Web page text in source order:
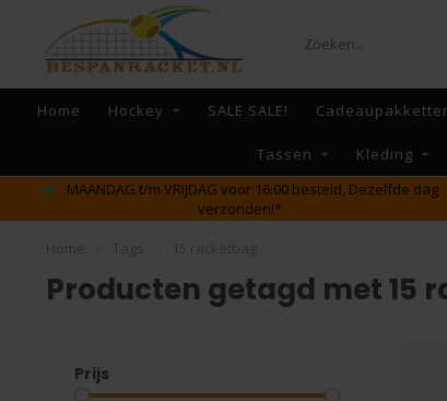
Home Hockey SALE SALE!
Tassen Kleding
MAANDAG t/m VRIJDAG voor 16:00 besteld, Dezelfde dag
verzonden!*
Producten getagd met 15
Prijs